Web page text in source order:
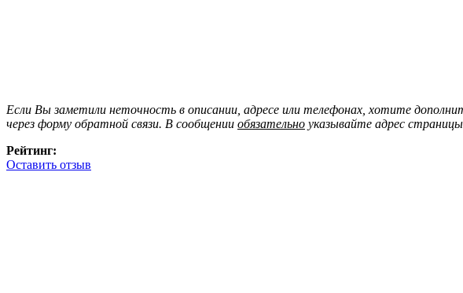
Если Вы заметили неточность в описании, адресе или телефонах, хотите
через форму обратной связи. В сообщении обязательно указывайте адрес
Рейтинг:
Оставить отзыв